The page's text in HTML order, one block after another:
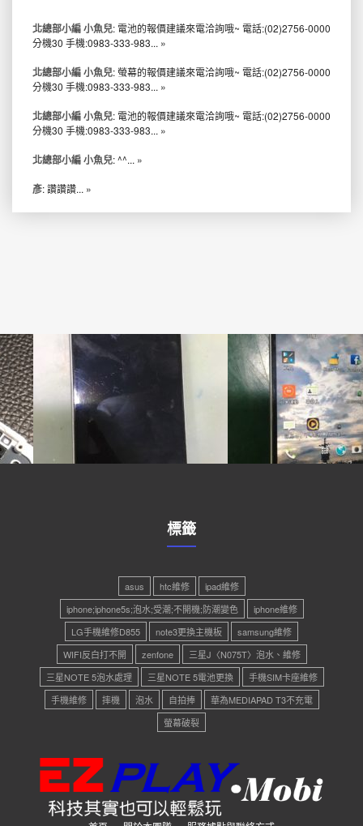
北總部小編 小魚兒: 電池的報價建議來電洽詢哦~ 電話:(02)2756-0000
分機30 手機:0983-333-983... »
北總部小編 小魚兒: 螢幕的報價建議來電洽詢哦~ 電話:(02)2756-0000
分機30 手機:0983-333-983... »
北總部小編 小魚兒: 電池的報價建議來電洽詢哦~ 電話:(02)2756-0000
分機30 手機:0983-333-983... »
北總部小編 小魚兒: ^^... »
彥: 讚讚讚... »
標籤
asus htc維修
ipad維修
iphone;iphone5s;泡水;受潮;不開機;防潮變色
iphone維修
LG手機維修D855
note3更換主機板
samsung維修
WIFI反白打不開
zenfone
三星J〈N075T〉泡水、維修
三星NOTE 5泡水處理
三星NOTE 5電池更換
手機SIM卡座維修
手機維修
摔機 泡水 自拍捧
華為MEDIAPAD T3不充電
螢幕破裂